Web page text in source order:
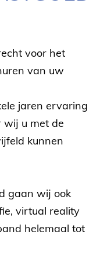
voor het
van uw
jaren ervaring
wij u met de
kunnen
gaan wij ook
virtual reality
helemaal tot